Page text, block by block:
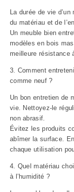
La durée de vie
du matériau et de
Un meuble bien
modèles en bois
meilleure résistance
3. Comment
comme neuf ?
Un bon entretien de
vie. Nettoyez-le
non abrasif.
Évitez les produits
abîmer la surface.
chaque utilisation
4. Quel matériau
à l’humidité ?